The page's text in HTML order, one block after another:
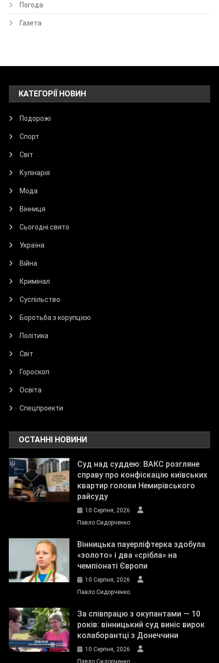
Погода
Газета
КАТЕГОРІЇ НОВИН
Подорожі
Спорт
Світ
Кулінарія
Мода
Вінниця
Сьогодні свято
Україна
Війна
Кримінал
Суспільство
Боротьба з корупцією
Політика
Світ
Гороскоп
Освіта
Спецпроекти
ОСТАННІ НОВИНИ
Суд над суддею: ВАКС розгляне
справу про конфіскацію київських
квартир голови Немирівського
райсуду
10 Серпня, 2026
Павло Сидорченко
Вінницька пауерліфтерка здобула
«золото» і два «срібла» на
чемпіонаті Європи
10 Серпня, 2026
Павло Сидорченко
За співпрацю з окупантами — 10
років: вінницький суд виніс вирок
колаборантці з Донеччини
10 Серпня, 2026
Павло Сидорченко